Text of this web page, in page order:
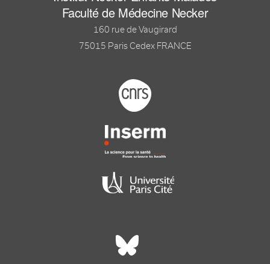
Faculté de Médecine Necker
160 rue de Vaugirard
75015 Paris Cedex FRANCE
Footer logo tutelles
Réseaux sociaux footer